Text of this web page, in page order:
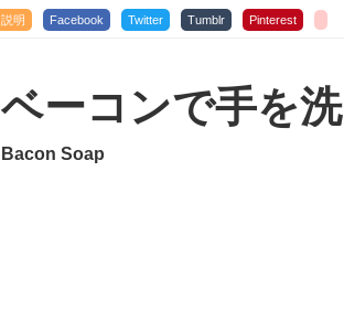
説明 Facebook Twitter Tumblr Pinterest
ベーコンで手を
Bacon Soap